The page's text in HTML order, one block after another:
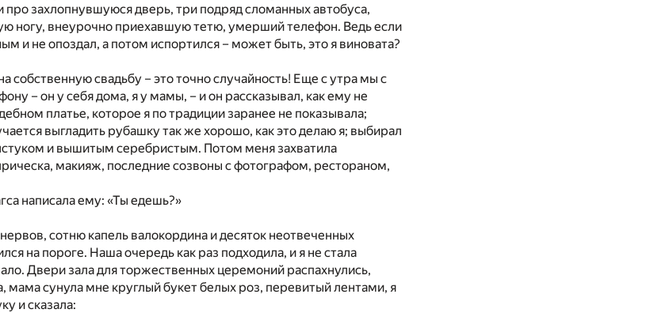
про захлопнувшуюся дверь, три подряд сломанных автобуса,
ногу, внеурочно приехавшую тетю, умерший телефон. Ведь если
и не опоздал, а потом испортился – может быть, это я виновата?
собственную свадьбу – это точно случайность! Еще с утра мы с
– он у себя дома, я у мамы, – и он рассказывал, как ему не
платье, которое я по традиции заранее не показывала;
выгладить рубашку так же хорошо, как это делаю я; выбирал
и вышитым серебристым. Потом меня захватила
макияж, последние созвоны с фотографом, рестораном,
написала ему: «Ты едешь?»
сотню капель валокордина и десяток неотвеченных
на пороге. Наша очередь как раз подходила, и я не стала
Двери зала для торжественных церемоний распахнулись,
мама сунула мне круглый букет белых роз, перевитый лентами, я
и сказала: